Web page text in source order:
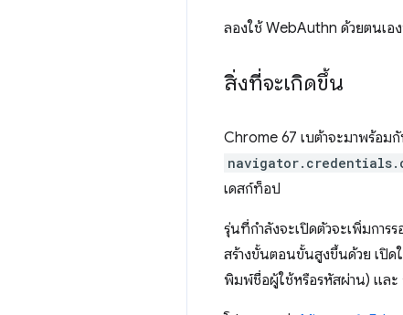
ลองใช้ WebAuthn ด้วยตนเอ
สิ่งที่จะเกิดขึ้น
Chrome 67 เบต้าจะมาพร้อม
เดสก์ท็อป
รุ่นที่กำลังจะเปิดตัวจะเพิ่มการ
สร้างขั้นตอนขั้นสูงขึ้นด้วย เปิ
พิมพ์ชื่อผู้ใช้หรือรหัสผ่าน) และ